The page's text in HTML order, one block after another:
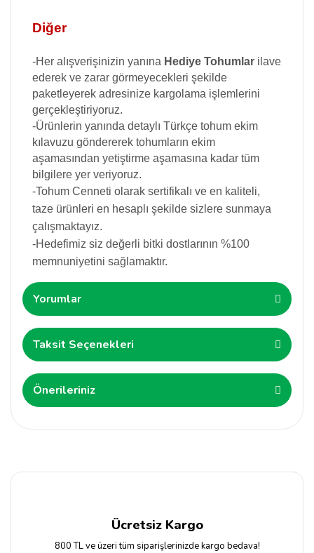
Diğer
-Her alışverişinizin yanına Hediye Tohumlar ilave
ederek ve zarar görmeyecekleri şekilde
paketleyerek adresinize kargolama işlemlerini
gerçekleştiriyoruz.
-Ürünlerin yanında detaylı Türkçe tohum ekim
kılavuzu göndererek tohumların ekim
aşamasından yetiştirme aşamasına kadar tüm
bilgilere yer veriyoruz.
-Tohum Cenneti olarak sertifikalı ve en kaliteli,
taze ürünleri en hesaplı şekilde sizlere sunmaya
çalışmaktayız.
-Hedefimiz siz değerli bitki dostlarının %100
memnuniyetini sağlamaktır.
Yorumlar
Taksit Seçenekleri
Önerileriniz
Ücretsiz Kargo
800 TL ve üzeri tüm siparişlerinizde kargo bedava!
Passiflora (Çarkıfelek) Çiçeği
Petunya Çiçeği Tohumu
Saray Patı Tohumu
Sardunya Çiçeği Tohumu
Sarkan Çiçek Tohumu
Sarmaşık Tohumu
Şeker Tabağı Çiçeği (Çayır
Papatyası) Tohumu
Unutma Beni Çiçeği Tohumu
Yer Örtücüler